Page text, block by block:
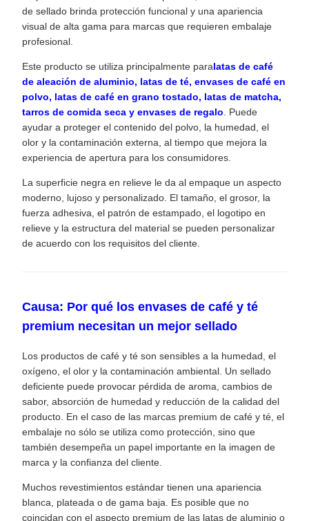
de sellado brinda protección funcional y una apariencia
visual de alta gama para marcas que requieren embalaje
profesional.
Este producto se utiliza principalmente paralatas de café
de aleación de aluminio, latas de té, envases de café en
polvo, latas de café en grano tostado, latas de matcha,
tarros de comida seca y envases de regalo . Puede
ayudar a proteger el contenido del polvo, la humedad, el
olor y la contaminación externa, al tiempo que mejora la
experiencia de apertura para los consumidores.
La superficie negra en relieve le da al empaque un aspecto
moderno, lujoso y personalizado. El tamaño, el grosor, la
fuerza adhesiva, el patrón de estampado, el logotipo en
relieve y la estructura del material se pueden personalizar
de acuerdo con los requisitos del cliente.
Causa: Por qué los envases de café y té
premium necesitan un mejor sellado
Los productos de café y té son sensibles a la humedad, el
oxígeno, el olor y la contaminación ambiental. Un sellado
deficiente puede provocar pérdida de aroma, cambios de
sabor, absorción de humedad y reducción de la calidad del
producto. En el caso de las marcas premium de café y té, el
embalaje no sólo se utiliza como protección, sino que
también desempeña un papel importante en la imagen de
marca y la confianza del cliente.
Muchos revestimientos estándar tienen una apariencia
blanca, plateada o de gama baja. Es posible que no
coincidan con el aspecto premium de las latas de aluminio o